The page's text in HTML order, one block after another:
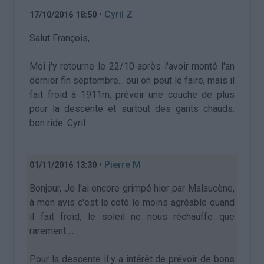
17/10/2016 18:50 • Cyril Z
Salut François,
Moi j'y retourne le 22/10 après l'avoir monté l'an
dernier fin septembre... oui on peut le faire, mais il
fait froid à 1911m, prévoir une couche de plus
pour la descente et surtout des gants chauds.
bon ride. Cyril
01/11/2016 13:30 • Pierre M
Bonjour, Je l'ai encore grimpé hier par Malaucène,
à mon avis c'est le coté le moins agréable quand
il fait froid, le soleil ne nous réchauffe que
rarement ...
Pour la descente il y a intérêt de prévoir de bons